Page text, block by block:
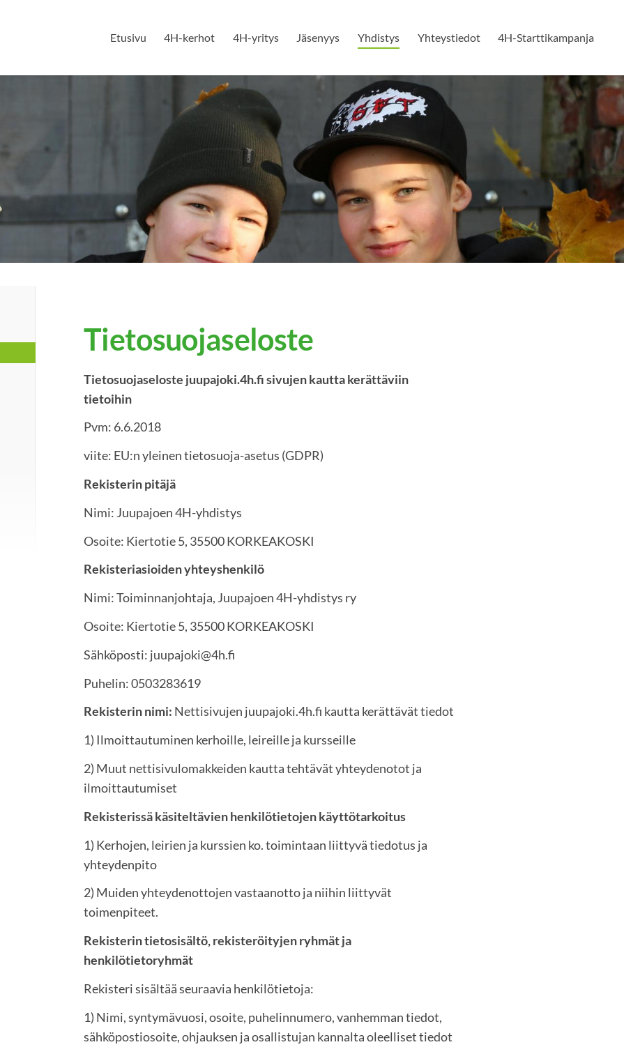
Etusivu 4H-kerhot 4H-yritys Jäsenyys Yhdistys Yhteystiedot 4H-Starttikampanja
Tietosuojaseloste
Tietosuojaseloste juupajoki.4h.fi sivujen kautta kerättäviin
tietoihin
Pvm: 6.6.2018
viite: EU:n yleinen tietosuoja-asetus (GDPR)
Rekisterin pitäjä
Nimi: Juupajoen 4H-yhdistys
Osoite: Kiertotie 5, 35500 KORKEAKOSKI
Rekisteriasioiden yhteyshenkilö
Nimi: Toiminnanjohtaja, Juupajoen 4H-yhdistys ry
Osoite: Kiertotie 5, 35500 KORKEAKOSKI
Sähköposti: juupajoki@4h.fi
Puhelin: 0503283619
Rekisterin nimi: Nettisivujen juupajoki.4h.fi kautta kerättävät tiedot
1) Ilmoittautuminen kerhoille, leireille ja kursseille
2) Muut nettisivulomakkeiden kautta tehtävät yhteydenotot ja
ilmoittautumiset
Rekisterissä käsiteltävien henkilötietojen käyttötarkoitus
1) Kerhojen, leirien ja kurssien ko. toimintaan liittyvä tiedotus ja
yhteydenpito
2) Muiden yhteydenottojen vastaanotto ja niihin liittyvät
toimenpiteet.
Rekisterin tietosisältö, rekisteröityjen ryhmät ja
henkilötietoryhmät
Rekisteri sisältää seuraavia henkilötietoja:
1) Nimi, syntymävuosi, osoite, puhelinnumero, vanhemman tiedot,
sähköpostiosoite, ohjauksen ja osallistujan kannalta oleelliset tiedot